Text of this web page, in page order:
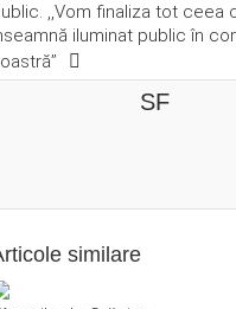
,,Vom finaliza tot ceea
iluminat public în
SF
similare